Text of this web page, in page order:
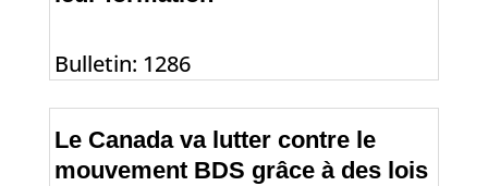
Bulletin: 1286
Le Canada va lutter contre le
mouvement BDS grâce à des lois